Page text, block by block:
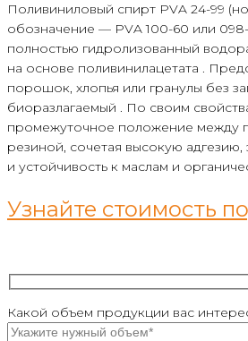
Поливиниловый спирт PVA 24-99
обозначение — PVA 100-60 или
полностью гидролизованный
на основе поливинилацетата .
порошок, хлопья или гранулы без
биоразлагаемый . По своим
промежуточное положение между
резиной, сочетая высокую адгезию,
и устойчивость к маслам и
Узнайте стоимость
Какой объем продукции вас